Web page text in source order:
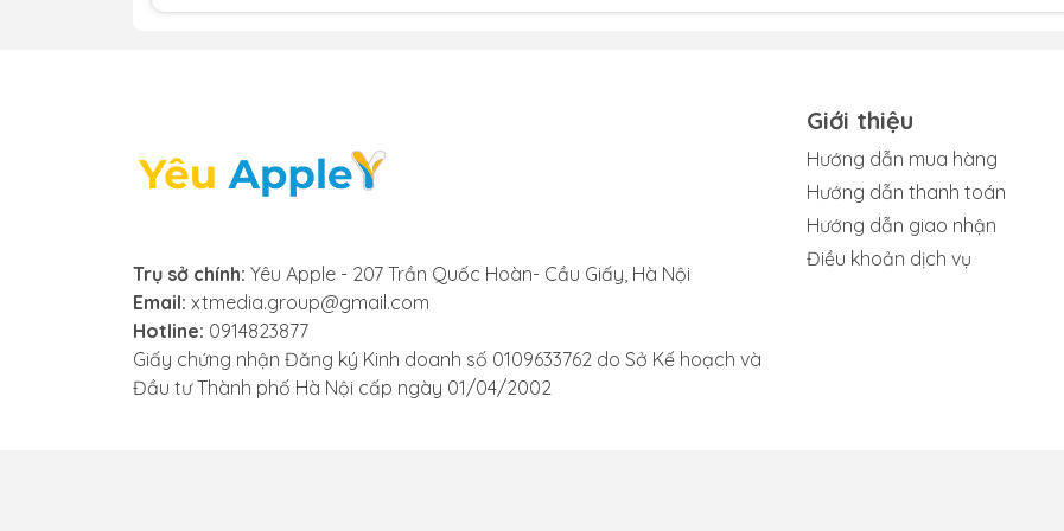
hiệu rõ ràng cho thấy mic đã bị hỏng và cần được thay thế.
- Siri không nhận diện giọng nói: Khi bạn cố gắng sử dụng trợ lý ảo Siri, iPad không thể nhận diện hoặc
phản hồi lại giọng nói của bạn một cách chính xác. Tình trạng này có thể xảy ra do mic đã không hoạt
Nếu bạn gặp phải bất kỳ dấu hiệu nào trên, tốt nhất là bạn nên mang iPad đến các trung tâm sửa chữa
uy tín để được kiểm tra và thay mic iPad Air 2 kịp thời.
Trụ sở chính: Yêu Apple - 207 Trần Quốc Hoàn- Cầu Giấy, Hà Nội
Email: xtmedia.group@gmail.com
Hotline: 0914823877
Giấy chứng nhận Đăng ký Kinh doanh số 0109633762 do Sở Kế hoạch và
Đầu tư Thành phố Hà Nội cấp ngày 01/04/2002
Giới thiệu
Hướng dẫn mua hàng
Hướng dẫn thanh toán
Hướng dẫn giao nhận
Điều khoản dịch vụ